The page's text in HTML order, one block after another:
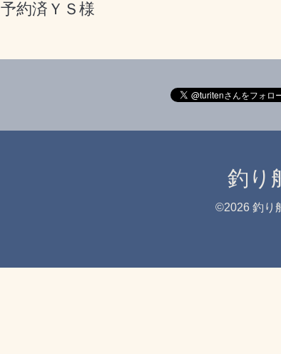
予約済ＹＳ様
釣
©2026 釣り